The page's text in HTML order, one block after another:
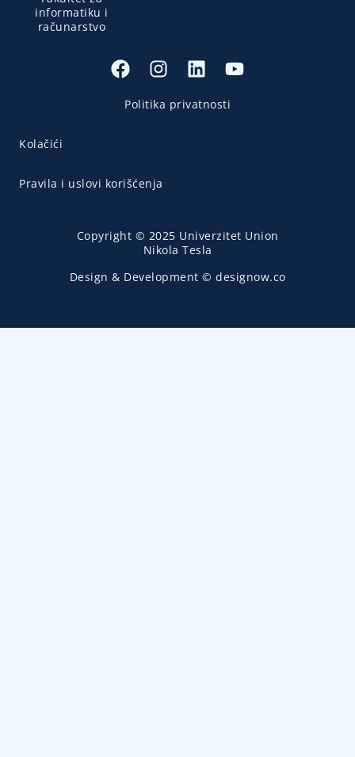
informatiku i
računarstvo
Politika privatnosti
Kolačići
Pravila i uslovi korišćenja
Copyright © 2025 Univerzitet Union
Nikola Tesla
Design & Development © designow.co